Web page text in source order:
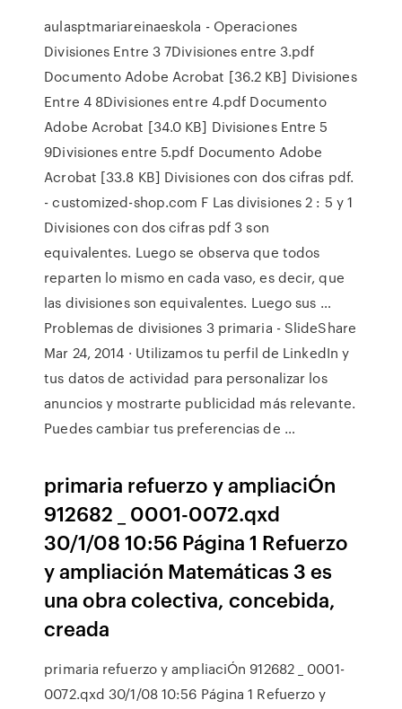
aulasptmariareinaeskola - Operaciones
Divisiones Entre 3 7Divisiones entre 3.pdf
Documento Adobe Acrobat [36.2 KB] Divisiones
Entre 4 8Divisiones entre 4.pdf Documento
Adobe Acrobat [34.0 KB] Divisiones Entre 5
9Divisiones entre 5.pdf Documento Adobe
Acrobat [33.8 KB] Divisiones con dos cifras pdf.
- customized-shop.com F Las divisiones 2 : 5 y 1
Divisiones con dos cifras pdf 3 son
equivalentes. Luego se observa que todos
reparten lo mismo en cada vaso, es decir, que
las divisiones son equivalentes. Luego sus …
Problemas de divisiones 3 primaria - SlideShare
Mar 24, 2014 · Utilizamos tu perfil de LinkedIn y
tus datos de actividad para personalizar los
anuncios y mostrarte publicidad más relevante.
Puedes cambiar tus preferencias de …
primaria refuerzo y ampliaciÓn
912682 _ 0001-0072.qxd
30/1/08 10:56 Página 1 Refuerzo
y ampliación Matemáticas 3 es
una obra colectiva, concebida,
creada
primaria refuerzo y ampliaciÓn 912682 _ 0001-
0072.qxd 30/1/08 10:56 Página 1 Refuerzo y